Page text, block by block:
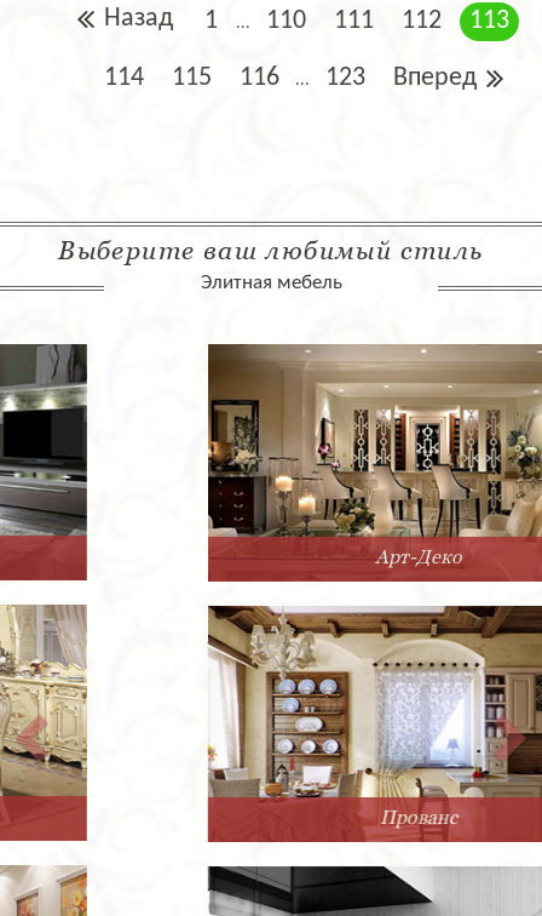
Назад 1 ... 110 111 112 113
114 115 116 ... 123 Вперед
Выберите ваш любимый стиль
Элитная мебель
Арт-Деко